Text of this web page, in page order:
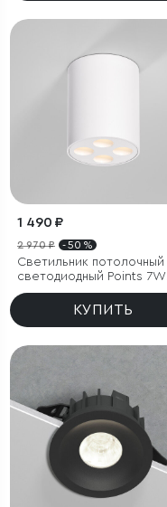
1 490 ₽
2 970 ₽ - 50 %
Светильник потолочный
светодиодный Points 7W
3000K белый
КУПИТЬ